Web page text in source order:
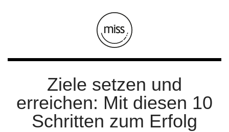
Ziele setzen und
erreichen: Mit diesen 10
Schritten zum Erfolg